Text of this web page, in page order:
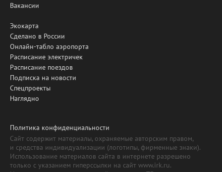
Вакансии
Экокарта
Сделано в России
Онлайн-табло аэропорта
Расписание электричек
Расписание поездов
Подписка на новости
Спецпроекты
Наглядно
Политика конфиденциальности
Сайт содержит материалы, охраняемые авторским правом,
и средства индивидуализации (логотипы, фирменные знаки).
Использование материалов сайта в интернете разрешено
только с указанием гиперссылки на сайт www.irk.ru.